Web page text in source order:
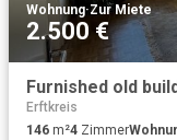
Wohnung·Zur Miete
2.500 €
Furnished old
Erftkreis
146 m²4 Zimmer